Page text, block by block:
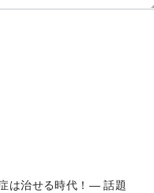
は治せる時代！― 話題